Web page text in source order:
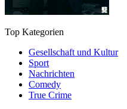
Top Kategorien
Gesellschaft und Kultur
Sport
Nachrichten
Comedy
True Crime